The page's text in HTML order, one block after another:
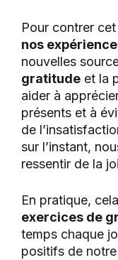
Pour contrer
nos
nouvelles
gratitude et la
aider à
présents et à
de
sur l’instant,
ressentir de la
En pratique,
exercices de
temps chaque
positifs de